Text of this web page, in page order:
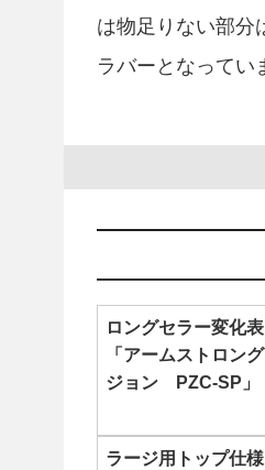
は物足りない部分
ラバーとなってい
ロングセラー変化
「アームストロ
ジョン PZC-SP
ラージ用トップ仕